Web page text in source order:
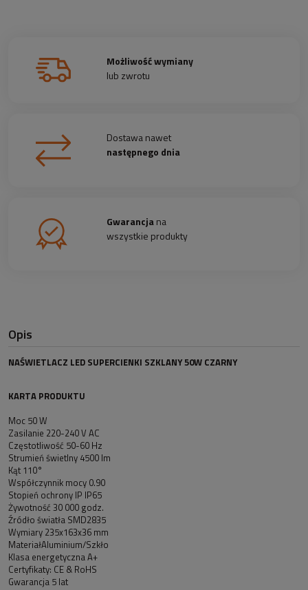
Możliwość wymiany
lub zwrotu
Dostawa nawet
następnego dnia
Gwarancjana
wszystkie produkty
Opis
NAŚWIETLACZ LED SUPERCIENKI SZKLANY 50W CZARNY
KARTA PRODUKTU
Moc 50 W
Zasilanie 220-240 V AC
Częstotliwość 50-60 Hz
Strumień świetlny 4500 lm
Kąt 110°
Współczynnik mocy 0.90
Stopień ochrony IP IP65
Żywotność 30 000 godz.
Źródło światła SMD2835
Wymiary 235x163x36 mm
MateriałAluminium/Szkło
Klasa energetyczna A+
Certyfikaty: CE & RoHS
Gwarancja 5 lat